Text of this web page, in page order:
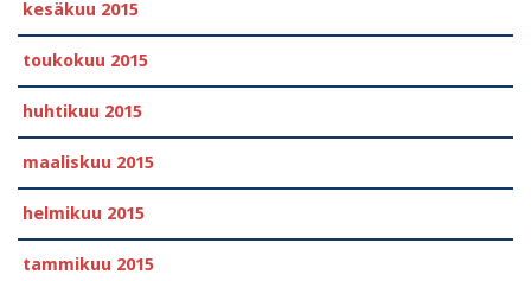
kesäkuu 2015
toukokuu 2015
huhtikuu 2015
maaliskuu 2015
helmikuu 2015
tammikuu 2015